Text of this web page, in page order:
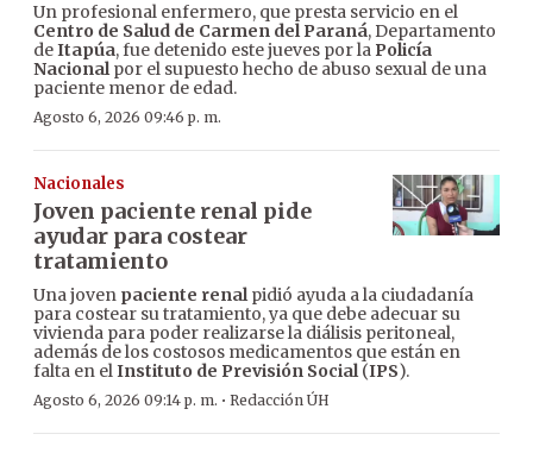
Un profesional enfermero, que presta servicio en el
Centro de Salud de Carmen del Paraná, Departamento
deItapúa, fue detenido este jueves por la Policía
Nacionalpor el supuesto hecho de abuso sexual de una
paciente menor de edad.
Agosto 6, 2026 09:46 p. m.
Nacionales
Joven paciente renal pide
ayudar para costear
tratamiento
Una joven paciente renalpidió ayuda a la ciudadanía
para costear su tratamiento, ya que debe adecuar su
vivienda para poder realizarse la diálisis peritoneal,
además de los costosos medicamentos que están en
falta en elInstituto de Previsión Social(IPS).
Agosto 6, 2026 09:14 p. m. · Redacción ÚH